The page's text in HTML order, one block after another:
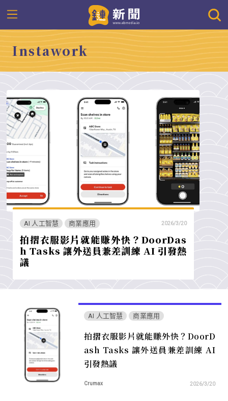
Instawork
AI 人工智慧 商業應用 2026/3/20
拍摺衣服影片就能賺外快？DoorDas
h Tasks 讓外送員兼差訓練 AI 引發熱
議
AI 人工智慧 商業應用
拍摺衣服影片就能賺外快？DoorD
ash Tasks 讓外送員兼差訓練 AI
引發熱議
Crumax 2026/3/20